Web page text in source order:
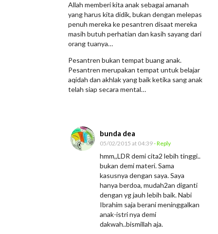
Allah memberi kita anak sebagai amanah
yang harus kita didik, bukan dengan melepas
penuh mereka ke pesantren disaat mereka
masih butuh perhatian dan kasih sayang dari
orang tuanya…
Pesantren bukan tempat buang anak.
Pesantren merupakan tempat untuk belajar
aqidah dan akhlak yang baik ketika sang anak
telah siap secara mental…
bunda dea
05/02/2015 at 04:39- Reply
hmm,,LDR demi cita2 lebih tinggi..
bukan demi materi. Sama
kasusnya dengan saya. Saya
hanya berdoa, mudah2an diganti
dengan yg jauh lebih baik. Nabi
Ibrahim saja berani meninggalkan
anak-istri nya demi
dakwah..bismillah aja.